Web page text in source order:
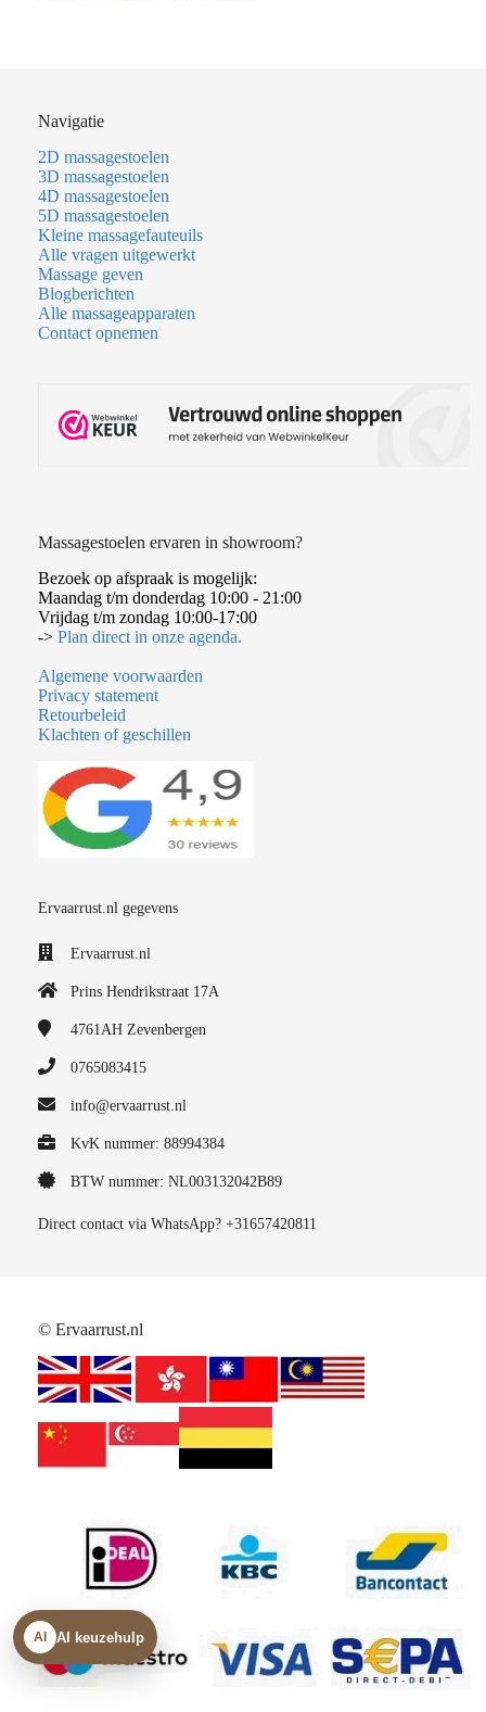
Navigatie
2D massagestoelen
3D massagestoelen
4D massagestoelen
5D massagestoelen
Kleine massagefauteuils
Alle vragen uitgewerkt
Massage geven
Blogberichten
Alle massageapparaten
Contact opnemen
Massagestoelen ervaren in showroom?
Bezoek op afspraak is mogelijk:
Maandag t/m donderdag 10:00 - 21:00
Vrijdag t/m zondag 10:00-17:00
-> Plan direct in onze agenda.
Algemene voorwaarden
Privacy statement
Retourbeleid
Klachten of geschillen
Ervaarrust.nl gegevens
Ervaarrust.nl
Prins Hendrikstraat 17A
4761AH Zevenbergen
0765083415
info@ervaarrust.nl
KvK nummer: 88994384
BTW nummer: NL003132042B89
Direct contact via WhatsApp? +31657420811
© Ervaarrust.nl
AI AI keuzehulp